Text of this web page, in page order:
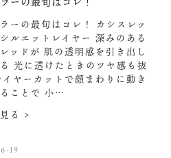
ーの最旬はコレ！ カシスレッ
ルエットレイヤー 深みのある
ッドが 肌の透明感を引き出し
光に透けたときのツヤ感も抜
ヤーカットで顔まわりに動き
ことで 小…
る >
19